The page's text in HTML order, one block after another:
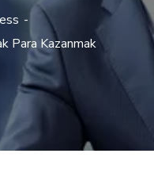
Para Kazanmak